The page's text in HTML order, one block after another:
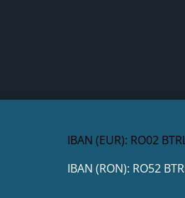
IBAN (EUR): RO02
IBAN (RON): RO52